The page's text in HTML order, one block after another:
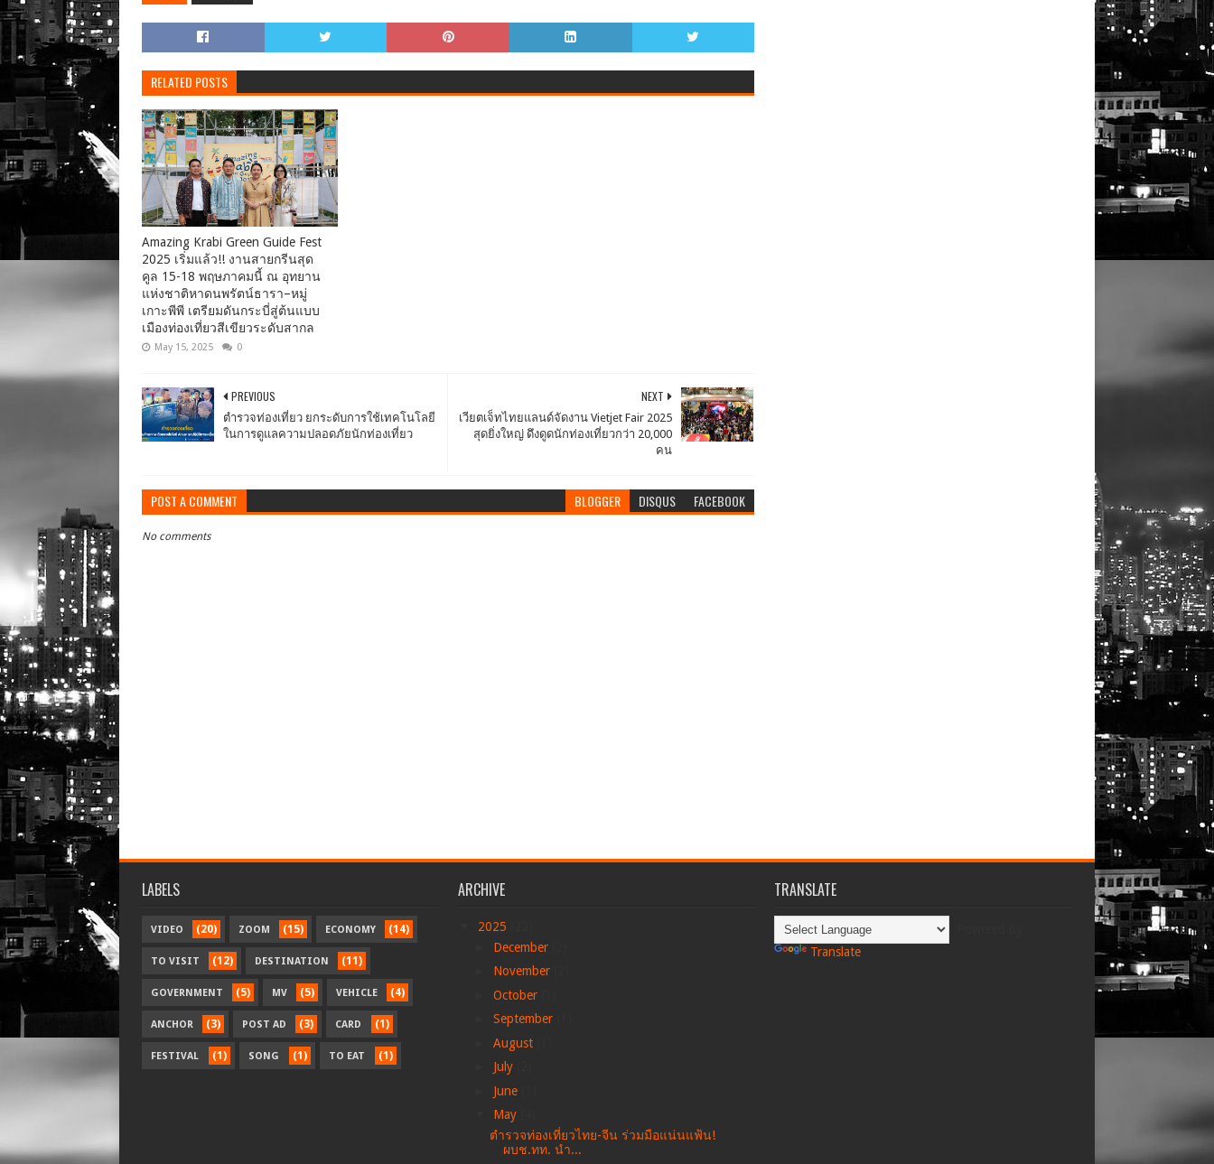
RELATED POSTS
Amazing Krabi Green Guide Fest
2025 เริ่มแล้ว!! งานสายกรีนสุด
คูล 15-18 พฤษภาคมนี้ ณ อุทยาน
แห่งชาติหาดนพรัตน์ธารา–หมู่
เกาะพีพี เตรียมดันกระบี่สู่ต้นแบบ
เมืองท่องเที่ยวสีเขียวระดับสากล
May 15, 2025 0
NEXT
เวียตเจ็ทไทยแลนด์จัดงาน Vietjet Fair 2025
สุดยิ่งใหญ่ ดึงดูดนักท่องเที่ยวกว่า 20,000
คน
PREVIOUS
ตำรวจท่องเที่ยว ยกระดับการใช้เทคโนโลยี
ในการดูแลความปลอดภัยนักท่องเที่ยว
POST A COMMENT BLOGGER DISQUS FACEBOOK
No comments
LABELS
VIDEO (20) ZOOM (15) ECONOMY (14)
TO VISIT (12) DESTINATION (11)
GOVERNMENT (5) MV (5) VEHICLE (4)
ANCHOR (3) POST AD (3) CARD (1)
FESTIVAL (1) SONG (1) TO EAT (1)
ARCHIVE
2025
December
November
October
September
August
July
June
May
ตำรวจท่องเที่ยวไทย-จีน ร่วมมือแน่นแฟ้น!
ผบช.ทท. นำ...
TRANSLATE
Translate